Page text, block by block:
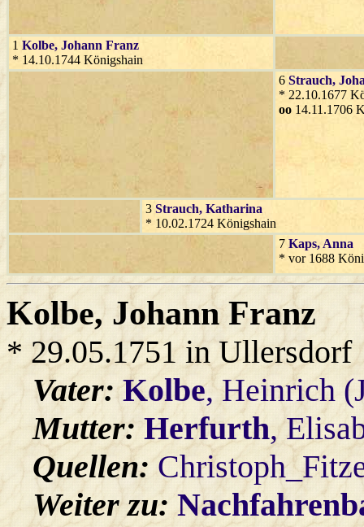
1 Kolbe, Johann Franz
* 14.10.1744 Königshain
6 Strauch,
* 22.10.1677
oo 14.11.1706
3 Strauch, Katharina
* 10.02.1724 Königshain
7 Kaps, Anna
* vor 1688
Kolbe, Johann Franz
* 29.05.1751 in Ullersdorf
Vater:Kolbe, Heinrich
Mutter: Herfurth,
Quellen:
Weiter zu: